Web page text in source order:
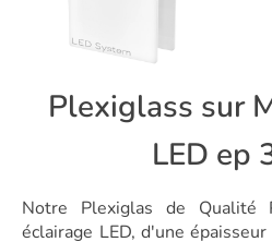
Plexiglass sur
LED ep
Notre Plexiglas de Qualité
éclairage LED, d'une